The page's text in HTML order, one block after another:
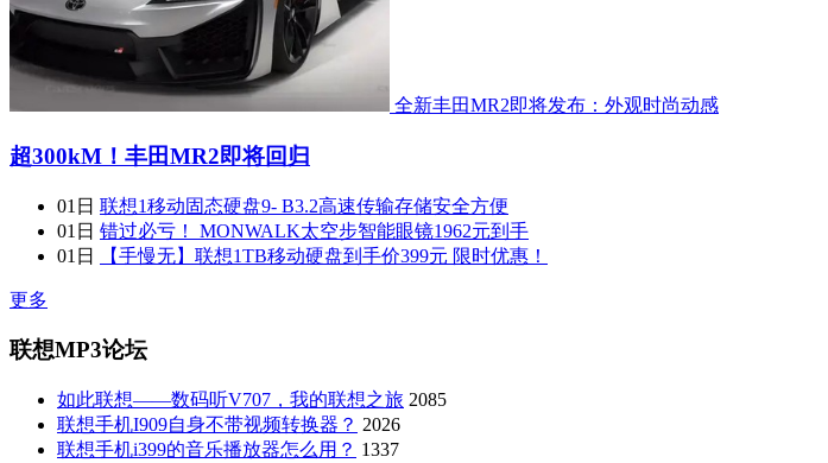
全新丰田MR2即将发布：外观时尚动感
超300kM！丰田MR2即将回归
01日 联想1移动固态硬盘9- B3.2高速传输存储安全方便
01日 错过必亏！ MONWALK太空步智能眼镜1962元到手
01日
【手慢无】联想1TB移动硬盘到手价399元 限时优惠！
更多
联想MP3论坛
如此联想——数码听V707，我的联想之旅 2085
联想手机I909自身不带视频转换器？ 2026
联想手机i399的音乐播放器怎么用？ 1337